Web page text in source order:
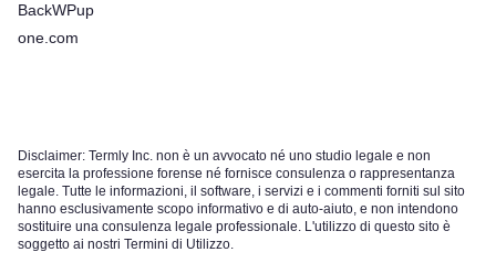
BackWPup
one.com
Disclaimer: Termly Inc. non è un avvocato né uno studio legale e non
esercita la professione forense né fornisce consulenza o rappresentanza
legale. Tutte le informazioni, il software, i servizi e i commenti forniti sul sito
hanno esclusivamente scopo informativo e di auto-aiuto, e non intendono
sostituire una consulenza legale professionale. L'utilizzo di questo sito è
soggetto ai nostri Termini di Utilizzo.